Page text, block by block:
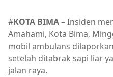
#KOTA BIMA– Insiden
Amahami, Kota Bima,
mobil ambulans
setelah ditabrak sapi liar
jalan raya.